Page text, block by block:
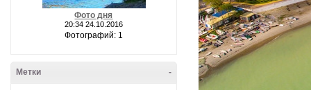
Фото дня
20:34 24.10.2016
Фотографий: 1
-
Метки